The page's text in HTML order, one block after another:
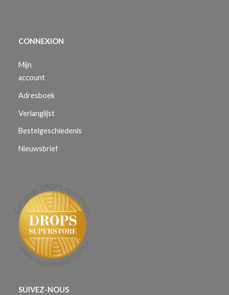
CONNEXION
Mijn
account
Adresboek
Verlanglijst
Bestelgeschiedenis
Nieuwsbrief
SUIVEZ-NOUS